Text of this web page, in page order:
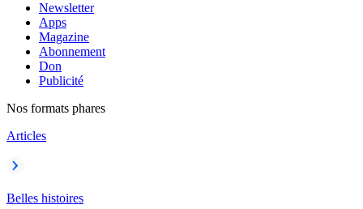
Newsletter
Apps
Magazine
Abonnement
Don
Publicité
Nos formats phares
Articles
Belles histoires